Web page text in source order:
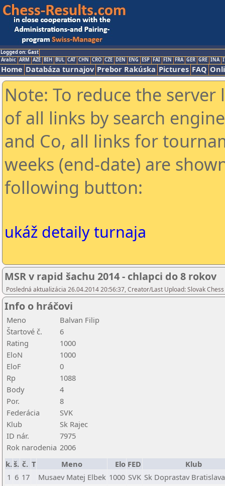
Logged on: Gast
Arabic ARM AZE BIH BUL CAT CHN CRO CZE DEN ENG ESP FAI FIN FRA GER GRE INA
Home Databáza turnajov Prebor Rakúska Pictures FAQ
Note: To reduce the
of all links by search
and Co, all links for
weeks (end-date) are
following button:
ukáž detaily turnaja
MSR v rapid šachu 2014 - chlapci do 8 rokov
Posledná aktualizácia 26.04.2014 20:56:37, Creator/Last Upload: Slovak
Info o hráčovi
Meno
Balvan Filip
Štartové č.
6
Rating
1000
EloN
1000
EloF
0
Rp
1088
Body
4
Por.
8
Federácia
SVK
Klub
Sk Rajec
ID nár.
7975
Rok narodenia 2006
k.š. č. T Meno Elo FED
Klub
1 6 17 Musaev Matej Elbek 1000 SVK Sk Doprastav Bratislava